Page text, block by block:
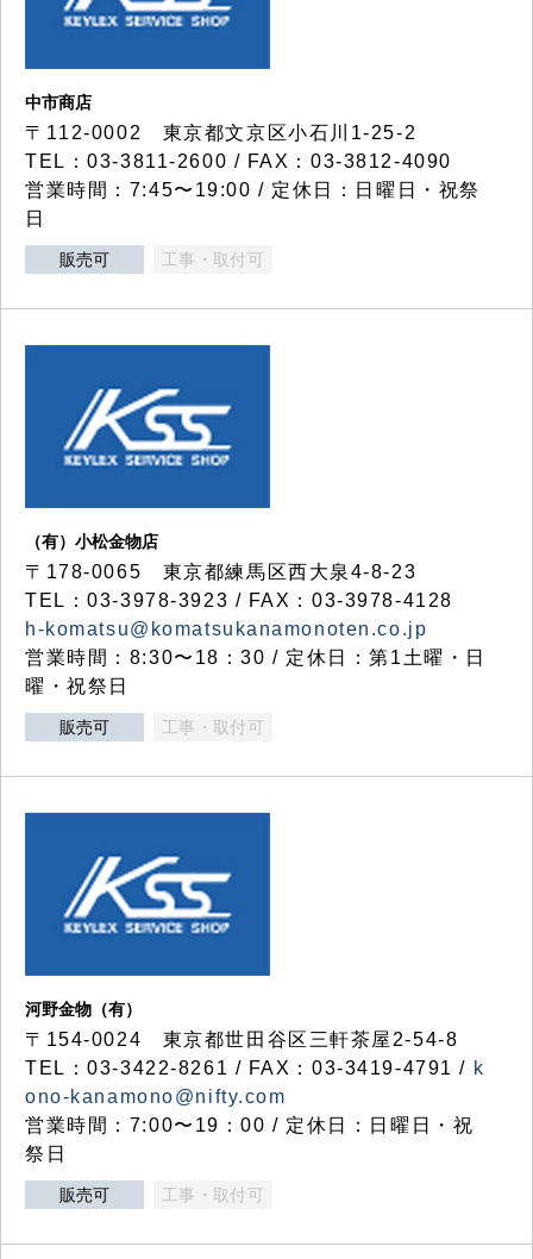
中市商店
〒112-0002 東京都文京区小石川1-25-2
TEL：03-3811-2600 / FAX：03-3812-4090
営業時間：7:45〜19:00 / 定休日：日曜日・祝祭
日
販売可 工事・取付可
（有）小松金物店
〒178-0065 東京都練馬区西大泉4-8-23
TEL：03-3978-3923 / FAX：03-3978-4128
h-komatsu@komatsukanamonoten.co.jp
営業時間：8:30〜18：30 / 定休日：第1土曜・日
曜・祝祭日
販売可 工事・取付可
河野金物（有）
〒154-0024 東京都世田谷区三軒茶屋2-54-8
TEL：03-3422-8261 / FAX：03-3419-4791 / k
ono-kanamono@nifty.com
営業時間：7:00〜19：00 / 定休日：日曜日・祝
祭日
販売可 工事・取付可